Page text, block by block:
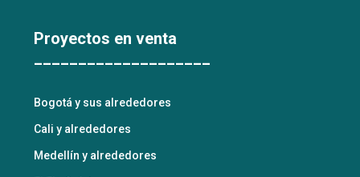
Proyectos en venta
____________________
Bogotá y sus alrededores
Cali y alrededores
Medellín y alrededores